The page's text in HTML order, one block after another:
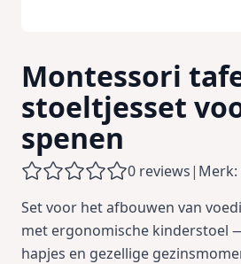
Montessori
stoeltjesset
spenen
0 reviews| Merk:
Set voor het afbouwen van
met ergonomische kinderstoel
hapjes en gezellige